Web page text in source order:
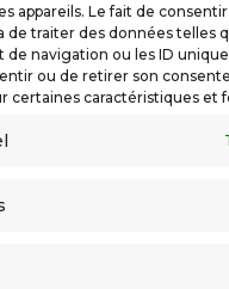
appareils. Le fait de
de traiter des données telles
navigation ou les ID
ou de retirer son
certaines caractéristiques et
confidentialité
d’accessibilité